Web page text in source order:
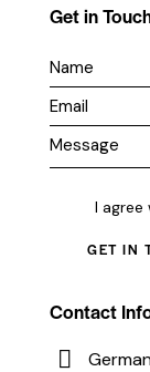
Get in
I agree
Contact